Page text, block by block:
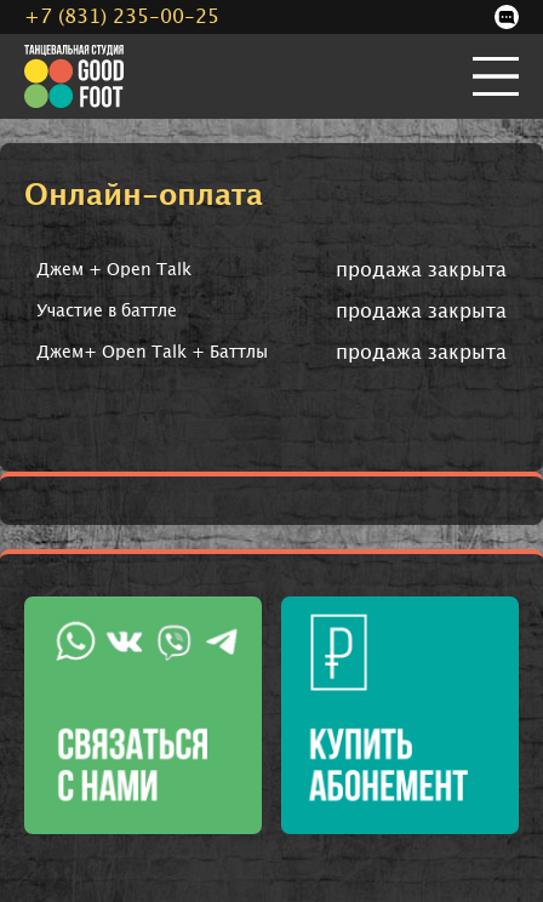
Онлайн-оплата
Джем + Open Talk продажа закрыта
Участие в баттле продажа закрыта
Джем+ Open Talk + Баттлы продажа закрыта
+7 (831) 235-00-25